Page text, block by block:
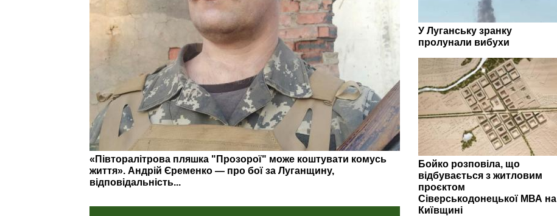
На що витратили понад 3 млн грн: огляд липневих закупівель
у Сіверськодонецькій громаді
У Луганську зранку
пролунали вибухи
Бойко розповіла, що
відбувається з житловим
проєктом
Сіверськодонецької МВА на
Київщині